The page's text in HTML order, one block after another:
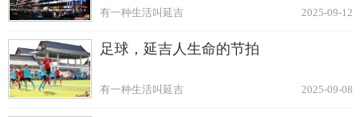
2025-09-12
有一种生活叫延吉
足球，延吉人生命的节拍
2025-09-08
有一种生活叫延吉